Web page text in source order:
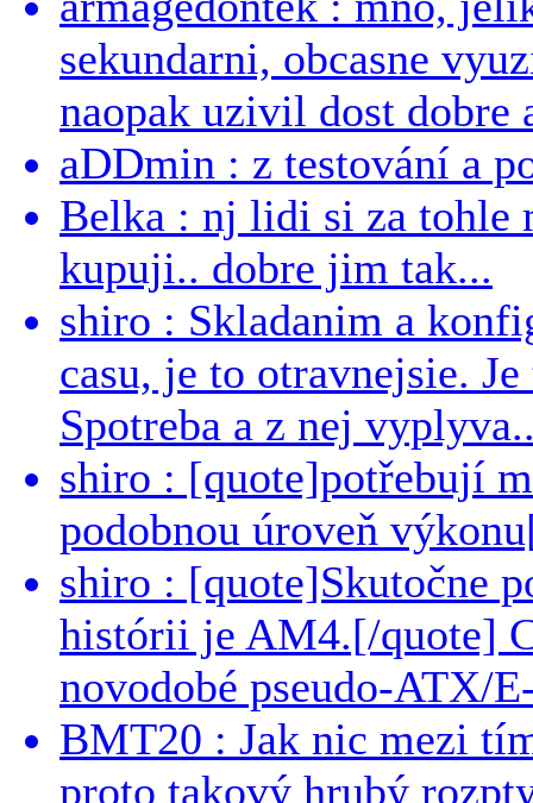
sekundarni, obcasne
naopak uzivil dost dobre
aDDmin : z testování a
Belka : nj lidi si za tohle
kupuji.. dobre jim tak...
shiro : Skladanim a
casu, je to otravnejsie.
Spotreba a z nej
shiro : [quote]potřebují
podobnou úroveň
shiro : [quote]Skutočne
histórii je AM4.[/quote]
novodobé pseudo-ATX/
BMT20 : Jak nic mezi
proto takový hrubý